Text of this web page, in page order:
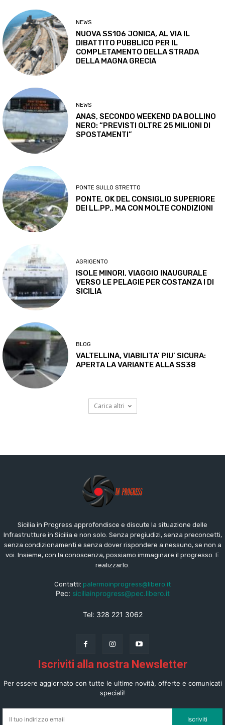
NEWS
NUOVA SS106 JONICA, AL VIA IL
DIBATTITO PUBBLICO PER IL
COMPLETAMENTO DELLA STRADA
DELLA MAGNA GRECIA
NEWS
ANAS, SECONDO WEEKEND DA BOLLINO
NERO: “PREVISTI OLTRE 25 MILIONI DI
SPOSTAMENTI”
PONTE SULLO STRETTO
PONTE, OK DEL CONSIGLIO SUPERIORE
DEI LL.PP., MA CON MOLTE CONDIZIONI
AGRIGENTO
ISOLE MINORI, VIAGGIO INAUGURALE
VERSO LE PELAGIE PER COSTANZA I DI
SICILIA
BLOG
VALTELLINA, VIABILITA’ PIU’ SICURA:
APERTA LA VARIANTE ALLA SS38
Carica altri
Sicilia in Progress approfondisce e discute la situazione delle
Infrastrutture in Sicilia e non solo. Senza pregiudizi, senza preconcetti,
senza condizionamenti e senza dover rispondere a nessuno, se non a
voi. Insieme, con la conoscenza, possiamo immaginare il progresso. E
realizzarlo.
Contatti: palermoinprogress@libero.it
Pec: siciliainprogress@pec.libero.it
Tel: 328 221 3062
Iscriviti alla nostra Newsletter
Per essere aggiornato con tutte le ultime novità, offerte e comunicati
speciali!
Iscriviti